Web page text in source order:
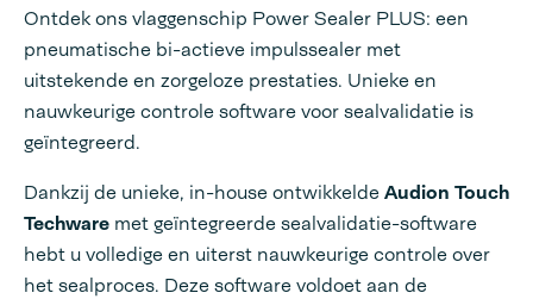
Ontdek ons vlaggenschip Power Sealer PLUS: een
pneumatische bi-actieve impulssealer met
uitstekende en zorgeloze prestaties. Unieke en
nauwkeurige controle software voor sealvalidatie is
geïntegreerd.
Dankzij de unieke, in-house ontwikkeldeAudion Touch
Techware met geïntegreerde sealvalidatie-software
hebt u volledige en uiterst nauwkeurige controle over
het sealproces. Deze software voldoet aan de